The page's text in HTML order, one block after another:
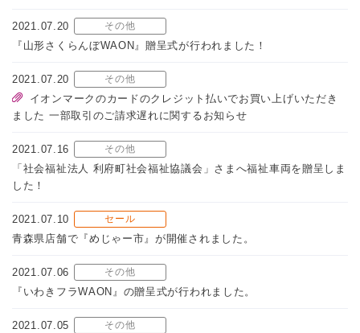
2021.07.20 その他
『山形さくらんぼWAON』贈呈式が行われました！
2021.07.20 その他
イオンマークのカードのクレジット払いでお買い上げいただき
ました 一部取引のご請求遅れに関するお知らせ
2021.07.16 その他
「社会福祉法人 利府町社会福祉協議会」さまへ福祉車両を贈呈しま
した！
2021.07.10 セール
青森県店舗で『めじゃー市』が開催されました。
2021.07.06 その他
『いわきフラWAON』の贈呈式が行われました。
2021.07.05 その他